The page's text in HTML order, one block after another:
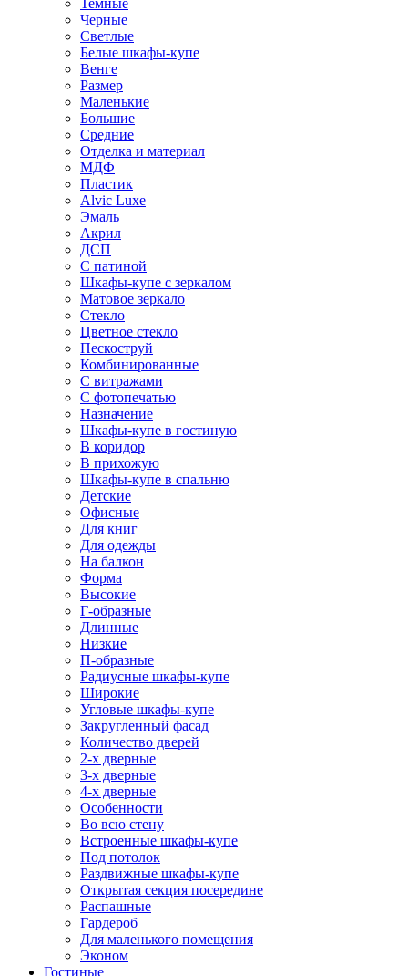
Темные
Черные
Светлые
Белые шкафы-купе
Венге
Размер
Маленькие
Большие
Средние
Отделка и материал
МДФ
Пластик
Alvic Luxe
Эмаль
Акрил
ДСП
С патиной
Шкафы-купе с зеркалом
Матовое зеркало
Стекло
Цветное стекло
Пескоструй
Комбинированные
С витражами
С фотопечатью
Назначение
Шкафы-купе в гостиную
В коридор
В прихожую
Шкафы-купе в спальню
Детские
Офисные
Для книг
Для одежды
На балкон
Форма
Высокие
Г-образные
Длинные
Низкие
П-образные
Радиусные шкафы-купе
Широкие
Угловые шкафы-купе
Закругленный фасад
Количество дверей
2-х дверные
3-х дверные
4-х дверные
Особенности
Во всю стену
Встроенные шкафы-купе
Под потолок
Раздвижные шкафы-купе
Открытая секция посередине
Распашные
Гардероб
Для маленького помещения
Эконом
Гостиные